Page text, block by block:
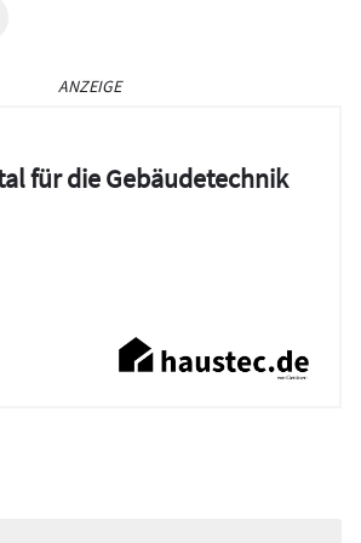
ANZEIGE
für die Gebäudetechnik